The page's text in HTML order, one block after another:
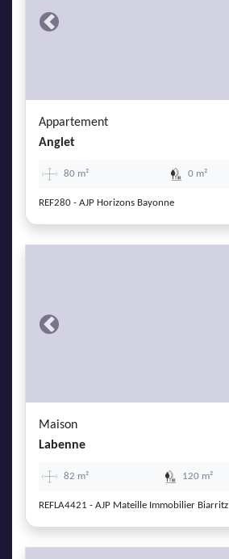
Previous
Appartement
Anglet
80 m² 0 m²
REF280 - AJP Horizons Bayonne
Previous
Maison
Labenne
82 m² 120 m²
REFLA4421 - AJP Mateille Immobilier Biarritz